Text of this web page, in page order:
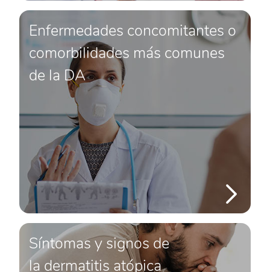
Enfermedades concomitantes o
comorbilidades más comunes
de la DA
Síntomas y signos de
la dermatitis atópica